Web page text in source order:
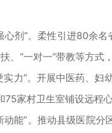
”。柔性引进80余名
、“一对一”带教等方
”。开展中医药、妇
家村卫生室铺设远程
”。推动县级医院分